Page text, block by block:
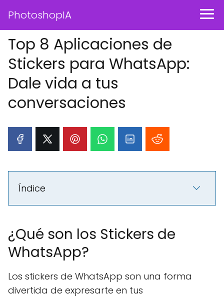
PhotoshopIA
Top 8 Aplicaciones de
Stickers para WhatsApp:
Dale vida a tus
conversaciones
Índice
¿Qué son los Stickers de
WhatsApp?
Los stickers de WhatsApp son una forma
divertida de expresarte en tus